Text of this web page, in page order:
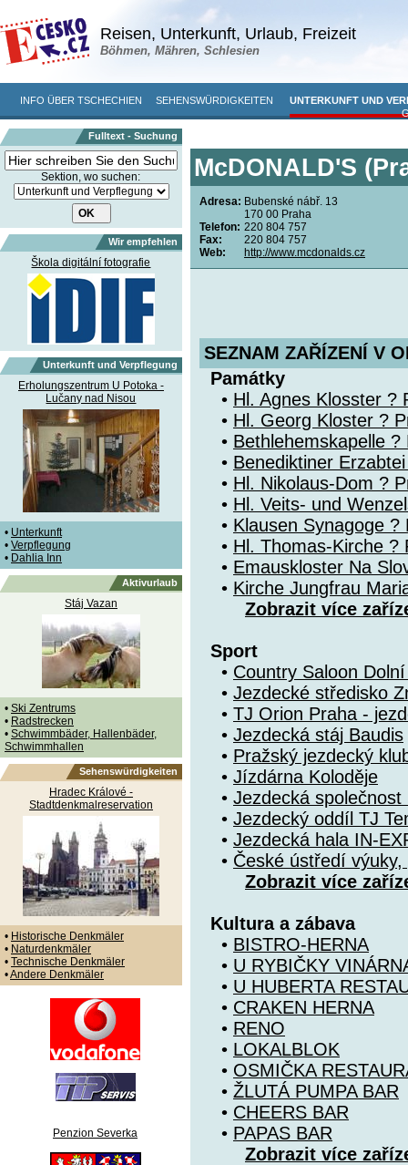
Reisen, Unterkunft, Urlaub, Freizeit
Böhmen, Mähren, Schlesien
INFO ÜBER TSCHECHIEN SEHENSWÜRDIGKEITEN
UNTERKUNFT UND
Fulltext - Suchung
Sektion, wo suchen:
Wir empfehlen
Škola digitální fotografie
Unterkunft und Verpflegung
Erholungszentrum U Potoka -
Lučany nad Nisou
• Unterkunft
• Verpflegung
• Dahlia Inn
Aktivurlaub
Stáj Vazan
• Ski Zentrums
• Radstrecken
• Schwimmbäder, Hallenbäder,
Schwimmhallen
Sehenswürdigkeiten
Hradec Králové -
Stadtdenkmalreservation
• Historische Denkmäler
• Naturdenkmäler
• Technische Denkmäler
•Andere Denkmäler
Penzion Severka
McDONALD'S
Adresa: Bubenské nábř. 13
170 00 Praha
Telefon: 220 804 757
Fax:
220 804 757
Web:
http://www.mcdonalds.cz
SEZNAM ZAŘÍZENÍ V
Památky
• Hl. Agnes Klosster ?
• Hl. Georg Kloster ?
• Bethlehemskapelle
• Benediktiner
• Hl. Nikolaus-Dom ?
• Hl. Veits- und
• Klausen Synagoge ?
• Hl. Thomas-Kirche ?
• Emauskloster Na
• Kirche Jungfrau
Zobrazit více
Sport
• Country Saloon
• Jezdecké středisko
• TJ Orion Praha -
• Jezdecká stáj Baudis
• Pražský jezdecký
• Jízdárna Koloděje
• Jezdecká společnost
• Jezdecký oddíl TJ
• Jezdecká hala IN-
• České ústředí
Zobrazit více
Kultura a zábava
• BISTRO-HERNA
• U RYBIČKY
• U HUBERTA
• CRAKEN HERNA
• RENO
• LOKALBLOK
• OSMIČKA
• ŽLUTÁ PUMPA BAR
• CHEERS BAR
• PAPAS BAR
Zobrazit více